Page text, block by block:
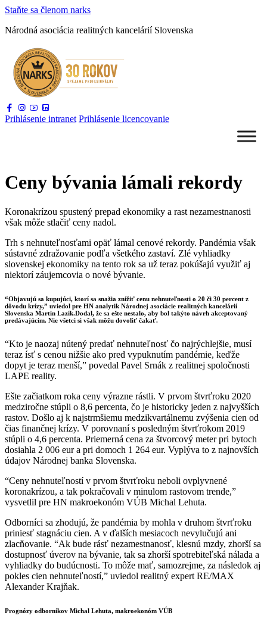
Staňte sa členom narks
Národná asociácia realitných kancelárií Slovenska
Prihlásenie intranet Prihlásenie licencovanie
Ceny bývania lámali rekordy
Koronakrízou spustený prepad ekonomiky a rast nezamestnanosti
však môže stlačiť ceny nadol.
Trh s nehnuteľnosťami opäť lámal cenové rekordy. Pandémia však
sústavné zdražovanie podľa všetkého zastaví. Zlé vyhliadky
slovenskej ekonomiky na tento rok sa už teraz pokúšajú využiť aj
niektorí záujemcovia o nové bývanie.
“Objavujú sa kupujúci, ktorí sa snažia znížiť cenu nehnuteľnosti o 20 či 30 percent z
dôvodu krízy,” uviedol pre HN analytik Národnej asociácie realitných kancelárií
Slovenska Martin Lazík.Dodal, že sa ešte nestalo, aby bol takýto návrh akceptovaný
predávajúcim. Nie všetci si však môžu dovoliť čakať.
“Kto je naozaj nútený predať nehnuteľnosť čo najrýchlejšie, musí
teraz ísť s cenou nižšie ako pred vypuknutím pandémie, keďže
dopyt je teraz menší,” povedal Pavel Srnák z realitnej spoločnosti
LAPE reality.
Ešte začiatkom roka ceny výrazne rástli. V prvom štvrťroku 2020
medziročne stúpli o 8,6 percenta, čo je historicky jeden z najvyšších
rastov. Došlo aj k najstrmšiemu medzikvartálnemu zvýšenia cien od
čias finančnej krízy. V porovnaní s posledným štvrťrokom 2019
stúpli o 4,6 percenta. Priemerná cena za štvorcový meter pri bytoch
dosiahla 2 006 eur a pri domoch 1 264 eur. Vyplýva to z najnovších
údajov Národnej banka Slovenska.
“Ceny nehnuteľností v prvom štvrťroku neboli ovplyvnené
koronakrízou, a tak pokračovali v minulom rastovom trende,”
vysvetlil pre HN makroekonóm VÚB Michal Lehuta.
Odborníci sa zhodujú, že pandémia by mohla v druhom štvrťroku
priniesť stagnáciu cien. A v ďalších mesiacoch nevylučujú ani
zlacňovanie. “Ak bude rásť nezamestnanosť, klesnú mzdy, zhorší sa
dostupnosť úverov na bývanie, tak sa zhorší spotrebiteľská nálada a
vyhliadky do budúcnosti. To môže mať, samozrejme, za následok aj
pokles cien nehnuteľností,” uviedol realitný expert RE/MAX
Alexander Krajňak.
Prognózy odborníkov Michal Lehuta, makroekonóm VÚB